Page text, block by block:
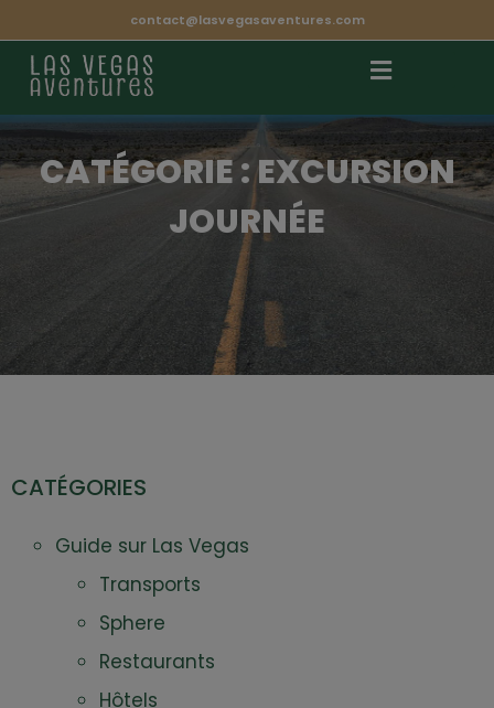
contact@lasvegasaventures.com
CATÉGORIE : EXCURSION
JOURNÉE
CATÉGORIES
Guide sur Las Vegas
Transports
Sphere
Restaurants
Hôtels